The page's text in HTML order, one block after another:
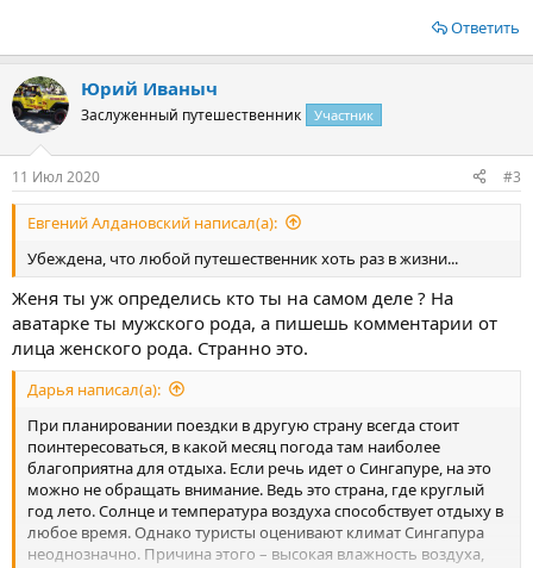
Ответить
Юрий Иваныч
Заслуженный путешественник Участник
11 Июл 2020 #3
Евгений Алдановский написал(а):
Убеждена, что любой путешественник хоть раз в жизни...
Женя ты уж определись кто ты на самом деле ? На
аватарке ты мужского рода, а пишешь комментарии от
лица женского рода. Странно это.
Дарья написал(а):
При планировании поездки в другую страну всегда стоит
поинтересоваться, в какой месяц погода там наиболее
благоприятна для отдыха. Если речь идет о Сингапуре, на это
можно не обращать внимание. Ведь это страна, где круглый
год лето. Солнце и температура воздуха способствует отдыху в
любое время. Однако туристы оценивают климат Сингапура
неоднозначно. Причина этого – высокая влажность воздуха,